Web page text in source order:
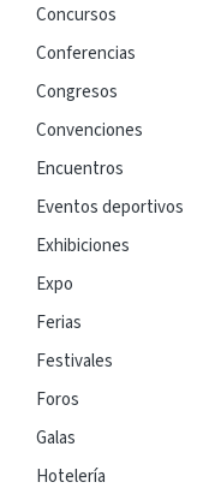
Concursos
Conferencias
Congresos
Convenciones
Encuentros
Eventos deportivos
Exhibiciones
Expo
Ferias
Festivales
Foros
Galas
Hotelería